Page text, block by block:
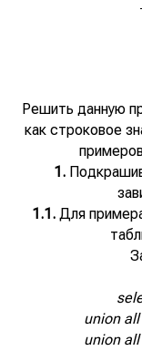
Решить данную
как строковое
1.
1.1. Для
union
union